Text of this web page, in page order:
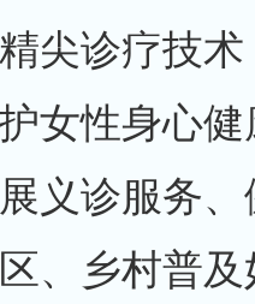
尖诊疗技
女性身心
义诊服务
、乡村普